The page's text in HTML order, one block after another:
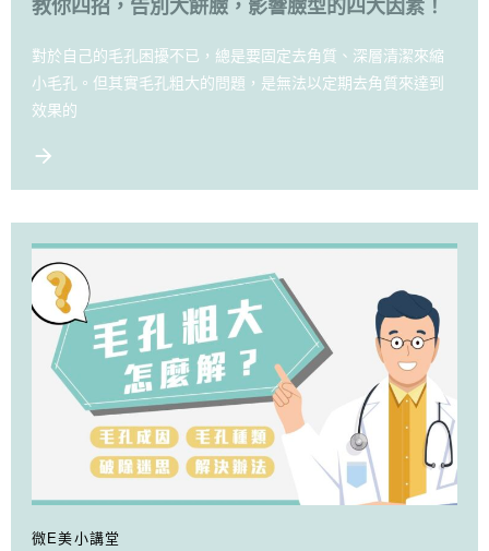
教你四招，告別大餅臉，影響臉型的四大因素！
對於自己的毛孔困擾不已，總是要固定去角質、深層清潔來縮
小毛孔。但其實毛孔粗大的問題，是無法以定期去角質來達到
效果的
微E美小講堂